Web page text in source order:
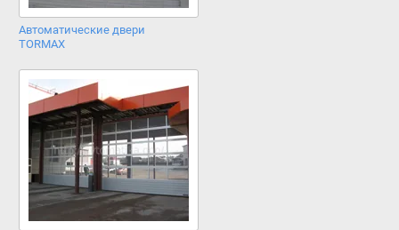
Автоматические двери
TORMAX